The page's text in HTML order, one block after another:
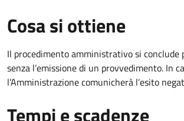
Cosa si ottiene
Il procedimento amministrativo si conclude
senza l’emissione di un provvedimento. In
l’Amministrazione comunicherà l’esito
Tempi e scadenze